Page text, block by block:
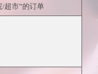
/超市”的订单